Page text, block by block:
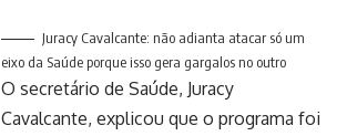
Juracy Cavalcante: não adianta atacar só um
eixo da Saúde porque isso gera gargalos no outro
O secretário de Saúde, Juracy
Cavalcante, explicou que o programa foi